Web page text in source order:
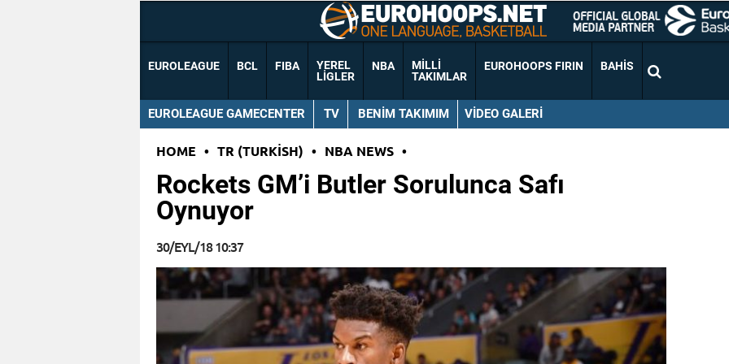
EUROLEAGUE BCL FIBA
YEREL
LIGLER
NBA
MILLI
TAKIMLAR
EUROHOOPS FIRIN BAHIS
EUROLEAGUE GAMECENTER TV BENIM TAKIMIM VIDEO GALERI
HOME • TR (TURKISH) • NBA NEWS •
Rockets GM’i Butler Sorulunca Safı
Oynuyor
30/EYL/18 10:37